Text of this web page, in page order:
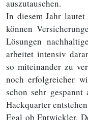
auszutauschen.
In diesem Jahr
können
Lösungen
arbeitet intensiv
so miteinander zu
noch erfolgreicher
schon sehr
Hackquarter
Egal ob Entwickler,